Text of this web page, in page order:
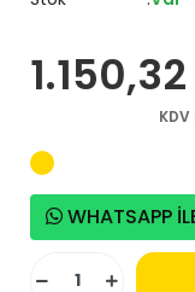
1.150,32
KDV
WHATSAPP